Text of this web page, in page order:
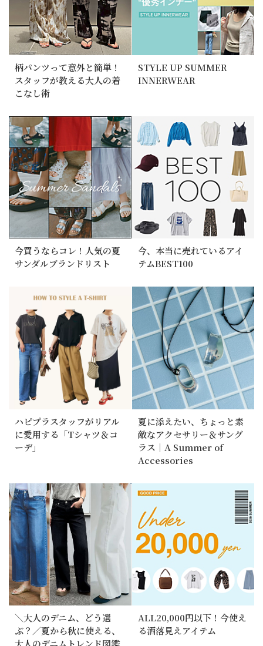
柄パンツって意外と簡単！
スタッフが教える大人の着
こなし術
STYLE UP SUMMER
INNERWEAR
今買うならコレ！人気の夏
サンダルブランドリスト
今、本当に売れているアイ
テムBEST100
ハピプラスタッフがリアル
に愛用する「Tシャツ＆コ
ーデ」
夏に添えたい、ちょっと素
敵なアクセサリー＆サング
ラス｜A Summer of
Accessories
＼大人のデニム、どう選
ぶ？／夏から秋に使える、
ALL20,000円以下！今使え
る洒落見えアイテム